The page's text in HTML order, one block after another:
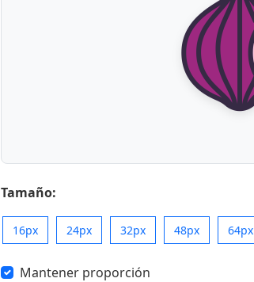
Tamaño:
16px 24px 32px 48px 64px
Mantener proporción